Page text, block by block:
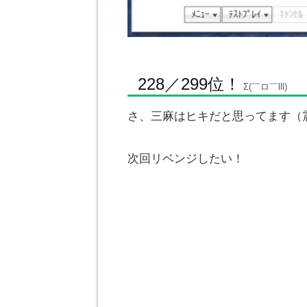
228／299位！ Σ(￣ロ￣lll)
さ、三麻はヒキだと思ってます（
次回リベンジしたい！